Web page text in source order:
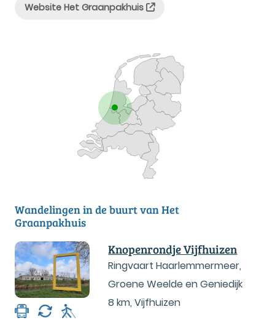
Website Het Graanpakhuis
Wandelingen in de buurt van Het
Graanpakhuis
Knopenrondje Vijfhuizen
Ringvaart Haarlemmermeer,
Groene Weelde en Geniedijk
8 km,Vijfhuizen